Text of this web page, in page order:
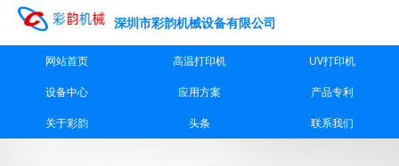
深圳市彩韵机械设备有限公司
网站首页 高温打印机 UV打印机
设备中心 应用方案 产品专利
关于彩韵 头条 联系我们